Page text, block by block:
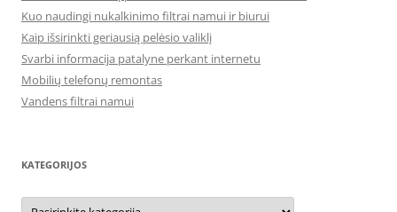
Kuo naudingi nukalkinimo filtrai namui ir biurui
Kaip išsirinkti geriausią pelėsio valiklį
Svarbi informacija patalyne perkant internetu
Mobilių telefonų remontas
Vandens filtrai namui
KATEGORIJOS
Kategorijos